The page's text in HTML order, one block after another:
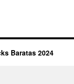
Baratas 2024